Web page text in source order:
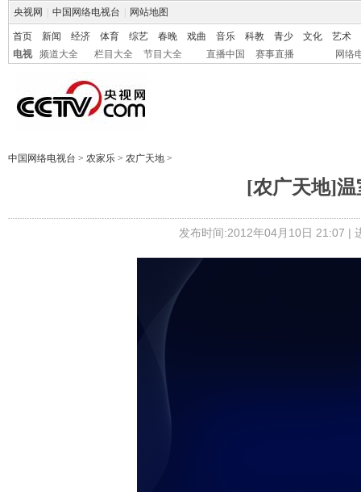
央视网 中国网络电视台 网站地图
首页 新闻 经济 体育 综艺 春晚 戏曲 音乐 科教 青少 文化
艺术
电视
频道大全 栏目大全 节目大全 直播中国 赛事直播 网络
中国网络电视台 > 农家乐 > 农广天地 >
[农广天地]温
发布时间:2012年04月10日 21:07 |